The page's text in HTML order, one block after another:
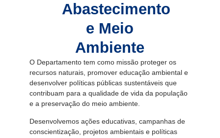
Abastecimento
e Meio
Ambiente
O Departamento tem como missão proteger os
recursos naturais, promover educação ambiental e
desenvolver políticas públicas sustentáveis que
contribuam para a qualidade de vida da população
e a preservação do meio ambiente.
Desenvolvemos ações educativas, campanhas de
conscientização, projetos ambientais e políticas